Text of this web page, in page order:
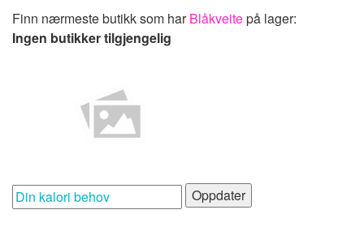
Finn nærmeste butikk som harBlåkveitepå lager:
Ingen butikker tilgjengelig
Oppdater